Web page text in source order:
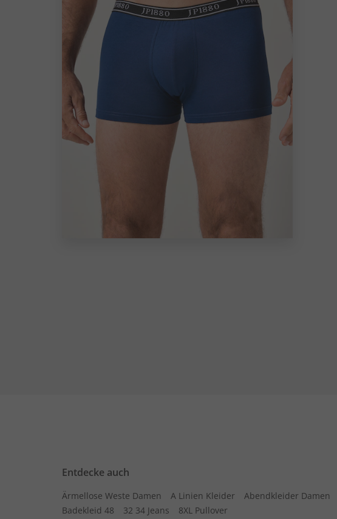
Entdecke auch
Ärmellose Weste Damen A Linien Kleider Abendkleider Damen
Badekleid 48
32 34 Jeans 8XL Pullover